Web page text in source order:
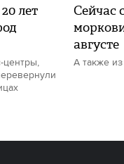
лет
центры,
Сейчас
августе
А также